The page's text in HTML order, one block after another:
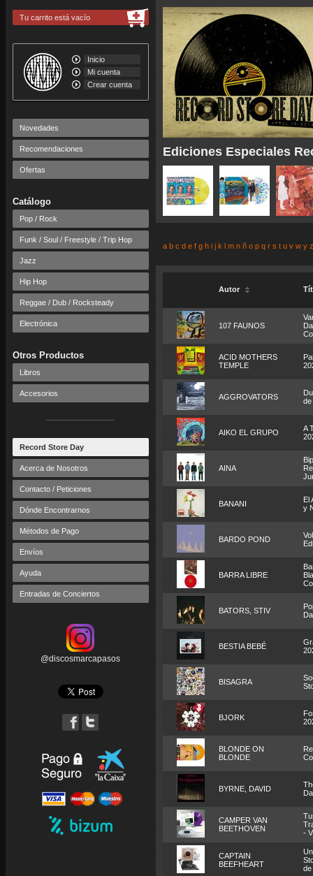
Ediciones Especiales
Tu carrito está vacío
Inicio
Mi cuenta
Crear cuenta
Novedades
Recomendaciones
Ofertas
Catálogo
Pop / Rock
Funk / Soul / Freestyle / Trip Hop
Jazz
Hip Hop
Reggae / Dub / Rocksteady
Electrónica
Otros Productos
Libros
Accesorios
Record Store Day
Acerca de Nosotros
Contacto / Peticiones
Dónde Encontrarnos
Métodos de Pago
Envíos
Ayuda
Entradas de Conciertos
@discosmarcapasos
a b c d e f g h i j k l m n ñ o p q r s t u v w y z
Autor
107 FAUNOS
ACID MOTHERS
TEMPLE
AGGROVATORS
de
AIKO EL GRUPO
A
AINA
BANANI
El
y
BARDO POND
BARRA LIBRE
BATORS, STIV
BESTIA BEBÉ
BISAGRA
BJORK
BLONDE ON
BLONDE
BYRNE, DAVID
CAMPER VAN
BEETHOVEN
-
CAPTAIN
BEEFHEART
de